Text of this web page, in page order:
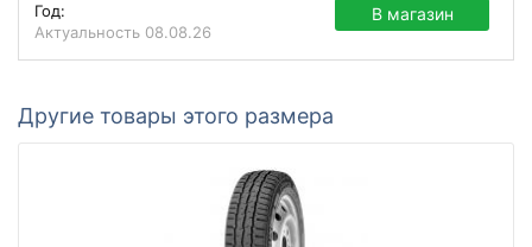
Год:
Актуальность 08.08.26
В магазин
Другие товары этого размера